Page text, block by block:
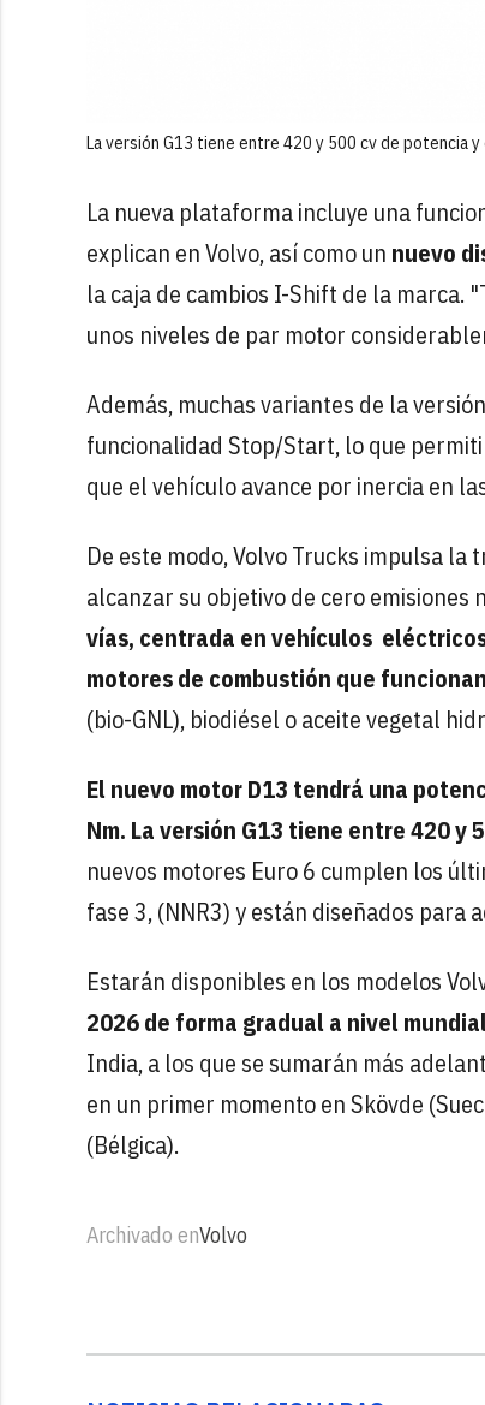
La versión G13 tiene entre 420 y 500 cv de potencia
La nueva plataforma incluye una
explican en Volvo, así como un nuevo
la caja de cambios I-Shift de la marca.
unos niveles de par motor
Además, muchas variantes de la
funcionalidad Stop/Start, lo que
que el vehículo avance por inercia en
De este modo, Volvo Trucks impulsa
alcanzar su objetivo de cero
vías, centrada en vehículos
motores de combustión que
(bio-GNL), biodiésel o aceite vegetal
El nuevo motor D13 tendrá una
Nm. La versión G13 tiene entre 420
nuevos motores Euro 6 cumplen los
fase 3, (NNR3) y están diseñados
Estarán disponibles en los modelos
2026 de forma gradual a nivel
India, a los que se sumarán más
en un primer momento en Skövde
(Bélgica).
Archivado enVolvo